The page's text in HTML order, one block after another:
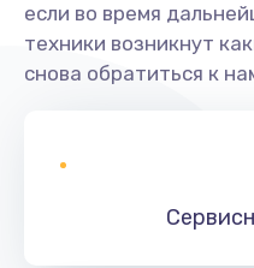
если во время
техники возникнут
снова обратиться к